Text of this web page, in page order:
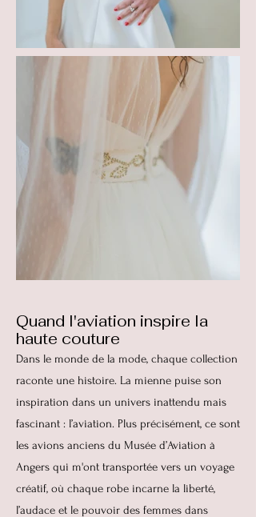
Quand l'aviation inspire la
haute couture
Dans le monde de la mode, chaque collection
raconte une histoire. La mienne puise son
inspiration dans un univers inattendu mais
fascinant : l’aviation. Plus précisément, ce sont
les avions anciens du Musée d’Aviation à
Angers qui m'ont transportée vers un voyage
créatif, où chaque robe incarne la liberté,
l’audace et le pouvoir des femmes dans